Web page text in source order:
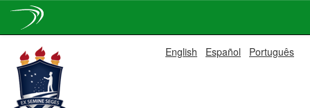
navigation
English Español Português